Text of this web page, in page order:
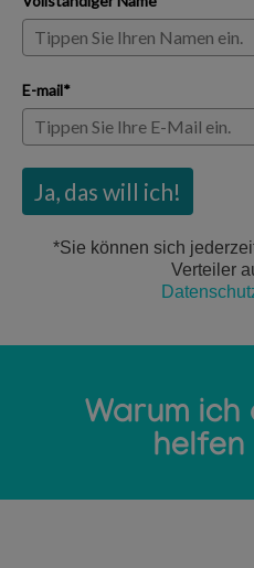
E-mail*
Ja, das will ich!
*Sie können sich
Verteiler
Warum ich
helfen